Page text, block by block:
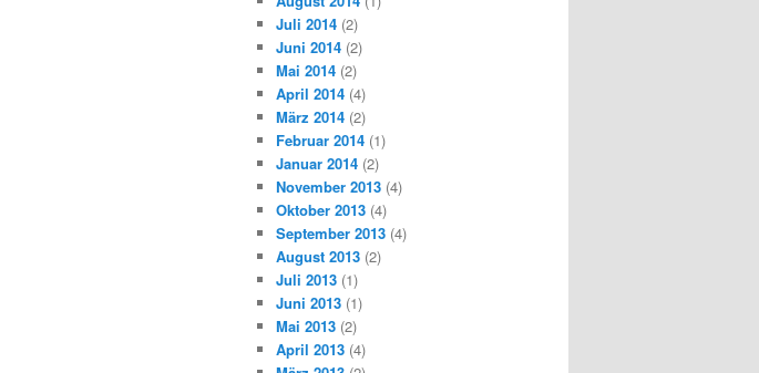
Juli 2014 (2)
Juni 2014 (2)
Mai 2014 (2)
April 2014 (4)
März 2014 (2)
Februar 2014 (1)
Januar 2014 (2)
November 2013 (4)
Oktober 2013 (4)
September 2013 (4)
August 2013 (2)
Juli 2013 (1)
Juni 2013 (1)
Mai 2013 (2)
April 2013 (4)